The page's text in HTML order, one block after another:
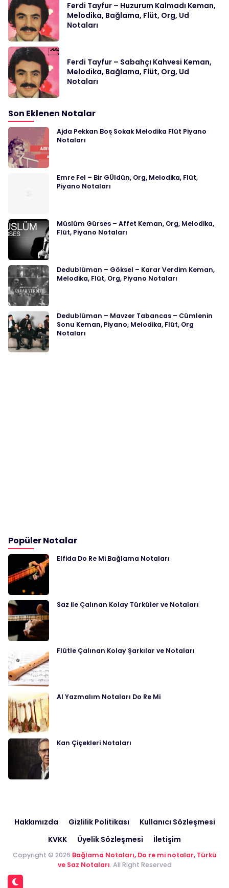
Ferdi Tayfur – Huzurum Kalmadı Keman,
Melodika, Bağlama, Flüt, Org, Ud
Notaları
Ferdi Tayfur – Sabahçı Kahvesi Keman,
Melodika, Bağlama, Flüt, Org, Ud
Notaları
Son Eklenen Notalar
Ajda Pekkan Boş Sokak Melodika Flüt Piyano
Notaları
Emre Fel – Bir GÜldün, Org, Melodika, Flüt,
Piyano Notaları
Müslüm Gürses – Affet Keman, Org, Melodika,
Flüt, Piyano Notaları
Dedublüman – Göksel – Karar Verdim Keman,
Melodika, Flüt, Org, Piyano Notaları
Dedublüman – Mavzer Tabancas – Cümlenin
Sonu Keman, Piyano, Melodika, Flüt, Org
Notaları
Popüler Notalar
Elfida Do Re Mi Bağlama Notaları
Saz ile Çalınan Kolay Türküler ve Notaları
Flütle Çalınan Kolay Şarkılar ve Notaları
Al Yazmalım Notaları Do Re Mi
Kan Çiçekleri Notaları
Hakkımızda Gizlilik Politikası
Kullanıcı Sözleşmesi
KVKK
Üyelik Sözleşmesi İletişim
Copyright © 2026 Bağlama Notaları, Do re mi notalar, Türkü
ve Saz Notaları. All Right Reserved